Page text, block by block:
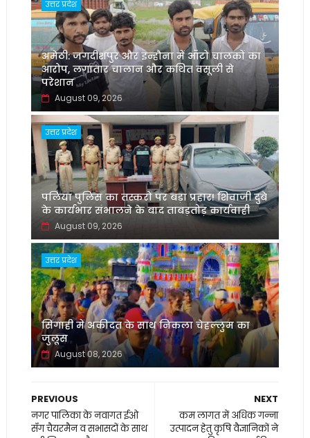
उत्तर प्रदेश
अमेठी: जगदीशपुर और इन्हौना में ऑटो चालकों का
आरोप, लगातार चालान और कथित वसूली से
परेशान
August 09, 2026
उत्तर प्रदेश
पलिया पुलिस का तस्करों पर बड़ा प्रहार! शिवाजी दुबे
के कार्यभार संभालने के बाद ताबड़तोड़ कार्यवाही
August 09, 2026
उत्तर प्रदेश
सिंगाही में अकीदत के साथ निकला चेहल्लुम का
जुलूस
August 08, 2026
NEXT
कम लागत में अधिक गन्ना
उत्पादन हेतु कृषि वैज्ञानिकों ने
PREVIOUS
नगर पालिका के नवागत ईओ
सँग चैयरमैन व सभासदों के साथ